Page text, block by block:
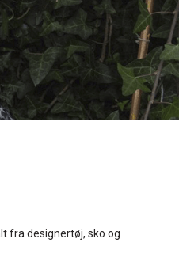
fra designertøj, sko og